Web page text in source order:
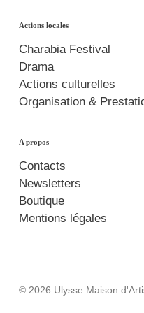
Actions locales
Charabia Festival
Drama
Actions culturelles
Organisation &
A propos
Contacts
Newsletters
Boutique
Mentions légales
© 2026 Ulysse Maison